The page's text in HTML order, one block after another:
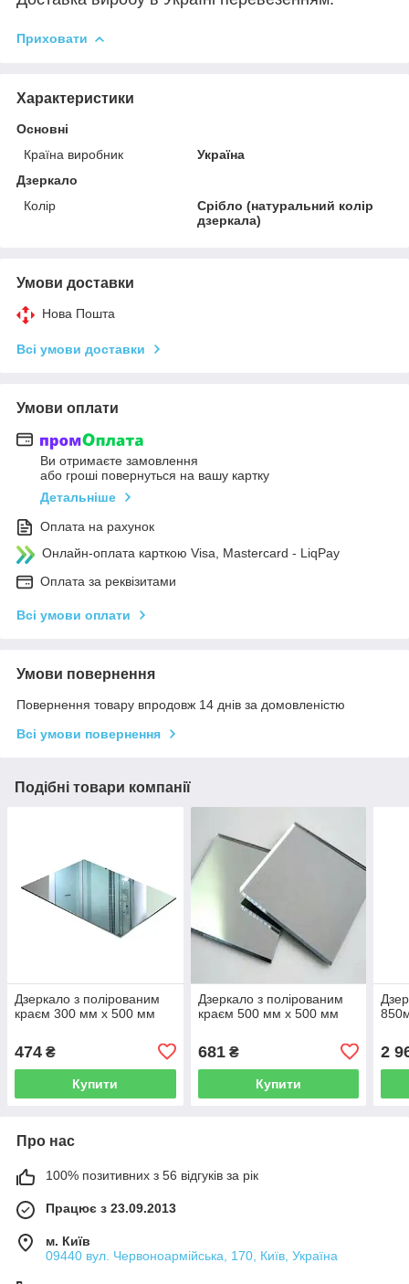
Приховати
Характеристики
Основні
Країна виробник
Україна
Дзеркало
Колір
Срібло (натуральний колір
дзеркала)
Умови доставки
Нова Пошта
Всі умови доставки
Умови оплати
Ви отримаєте замовлення
або гроші повернуться на вашу картку
Детальніше
Оплата на рахунок
Онлайн-оплата карткою Visa, Mastercard - LiqPay
Оплата за реквізитами
Всі умови оплати
Умови повернення
Повернення товару впродовж 14 днів за домовленістю
Всі умови повернення
Подібні товари компанії
Дзеркало з полірованим
краєм 300 мм х 500 мм
474 ₴
Купити
Дзеркало з полірованим
краєм 500 мм х 500 мм
681₴
Купити
2
Про нас
100% позитивних з 56 відгуків за рік
Працює з 23.09.2013
м. Київ
09440 вул. Червоноармійська, 170, Київ, Україна